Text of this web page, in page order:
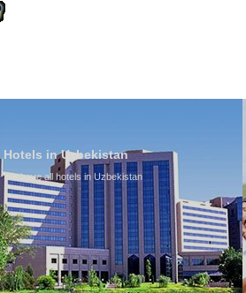
Culture of